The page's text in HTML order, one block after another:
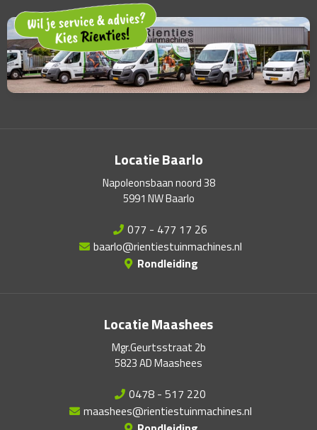
Locatie Baarlo
Napoleonsbaan noord 38
5991 NW Baarlo
077 - 477 17 26
baarlo@rientiestuinmachines.nl
Rondleiding
Locatie Maashees
Mgr.Geurtsstraat 2b
5823 AD Maashees
0478 - 517 220
maashees@rientiestuinmachines.nl